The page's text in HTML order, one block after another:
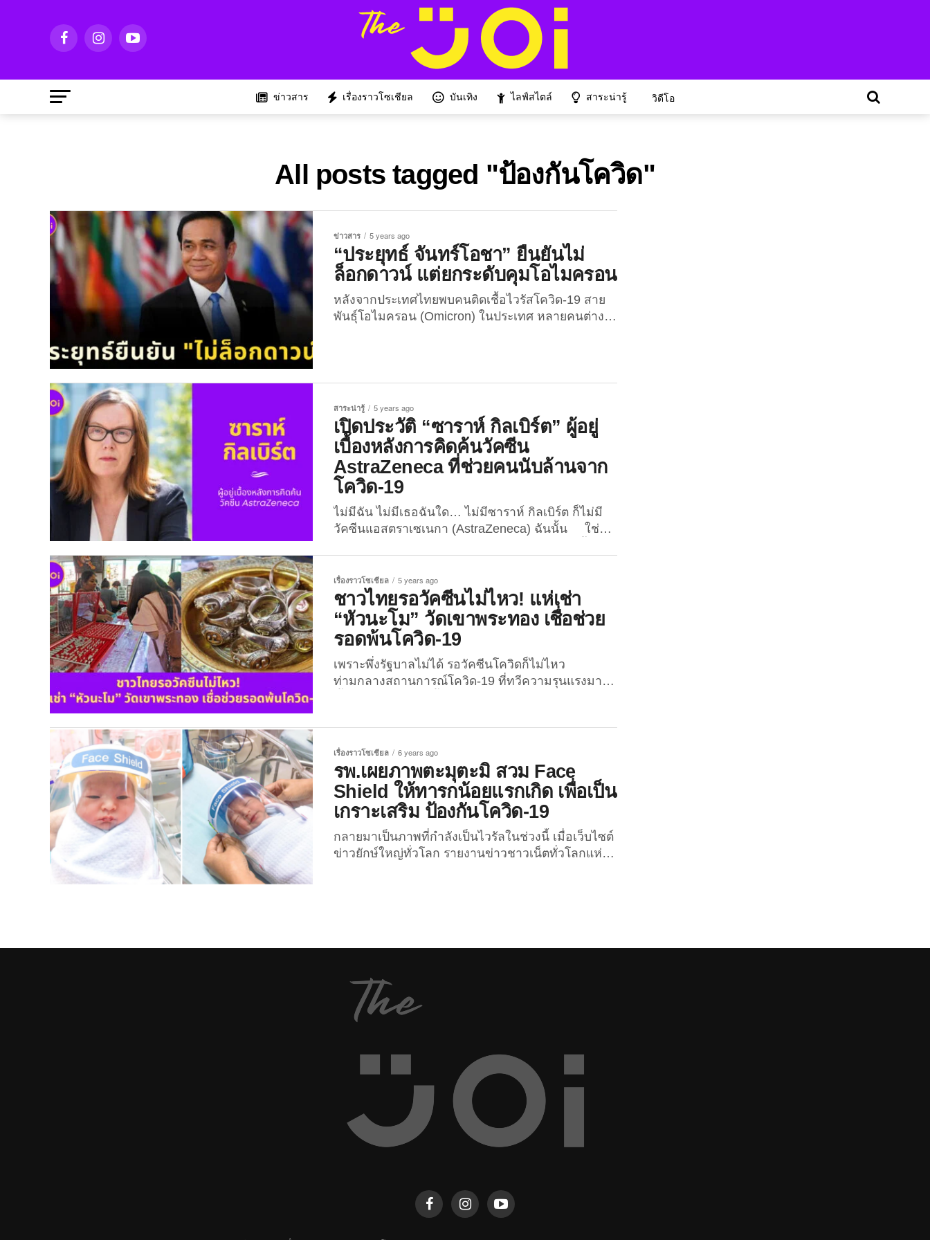
ข่าวสาร เรื่องราวโซเชียล บันเทิง ไลฟ์สไตล์ สาระน่ารู้ วิดีโอ
All posts tagged "ป้องกันโควิด"
ข่าวสาร 5 years ago
“ประยุทธ์ จันทร์โอชา” ยืนยันไม่
ล็อกดาวน์ แต่ยกระดับคุมโอไมครอน
หลังจากประเทศไทยพบคนติดเชื้อไวรัสโควิด-19 สาย
พันธุ์โอไมครอน (Omicron) ในประเทศ หลายคนต่าง
เมื่อวานนี้ 7 ธันวาคม 2564 พลเอกประยุทธ์ จันทร์
กลาโหม ได้ให้สัมภาษณ์กับสื่อมวลชน ภายหลังการ
ประชุมคณะรัฐมนตรี ถึงการรับมือโควิด-19 สายพันธุ์โอ
ไมครอน ว่าได้สั่งกระทรวงสาธารณสุขให้พร้อมรับมือ
ไวรัสสายพันธุ์ดังกล่าวแล้ว ส่วนเรื่องวัคซีนที่มีอยู่...
สาระน่ารู้ 5 years ago
เปิดประวัติ “ซาราห์ กิลเบิร์ต” ผู้อยู่
เบื้องหลังการคิดค้นวัคซีน
AstraZeneca ที่ช่วยคนนับล้านจาก
โควิด-19
ไม่มีฉัน ไม่มีเธอฉันใด… ไม่มีซาราห์ กิลเบิร์ต ก็ไม่มี
วัคซีนแอสตราเซเนกา (AstraZeneca) ฉันนั้น ใช่
อกซ์ฟอร์ด-แอสตราเซนเนกา (Oxford-AstraZeneca)”
หรือที่เราเรียกแค่ชื่อของมันว่า “แอสตราเซเนกา” โดย
เป็นผู้นำทีมนักวิจัย จากคณะนักวิจัยของสถาบันเจนเนอ
ร์ แห่งมหาวิทยาลัยออกซฟอร์ด ซึ่งเป็นผู้พัฒนาวัคซีน
ต้านทานโรคหลายชนิด ล่าสุดคือวัคซีนป้องกันเชื้อ
ไวรัสโควิด-19 ซึ่งเป็นความร่วมมือกับบริษัทแอสตราเซ
เนก้า...
เรื่องราวโซเชียล 5 years ago
ชาวไทยรอวัคซีนไม่ไหว! แห่เช่า
“หัวนะโม” วัดเขาพระทอง เชื่อช่วย
รอดพ้นโควิด-19
เพราะพึ่งรัฐบาลไม่ได้ รอวัคซีนโควิดก็ไม่ไหว
ท่ามกลางสถานการณ์โควิด-19 ที่ทวีความรุนแรงมาก
เลยหันไปพึ่งสิ่งศักดิ์สิทธิ์แทน! “หัวนะโม” คืออะไร?
สิ่งศักดิ์สิทธิ์ที่ว่า นั้นก็คือ “หัวนะโม” ที่มีลักษณะเป็นเม็ด
โลหะกลม มีอักษรปัลลวะ หรืออักษรอินเดียโบราณ
จารึกไว้ของวัดเขาพระทอง จังหวัดนครราชสีมา
เครื่องรางของขลังที่คนในจังหวัดนี้รู้จักกันดี ชาวไทย
ต่างแห่เช่าจองหวังนำมาเป็นที่พึ่งทางจิตใจ และช่วย
ขจัดปัดเป่าโควิด-19 ไม่ให้ตัวเองติดเชื้อโควิด “หัวนะ
โม”...
เรื่องราวโซเชียล 6 years ago
รพ.เผยภาพตะมุตะมิ สวม Face
Shield ให้ทารกน้อยแรกเกิด เพื่อเป็น
เกราะเสริม ป้องกันโควิด-19
กลายมาเป็นภาพที่กำลังเป็นไวรัลในช่วงนี้ เมื่อเว็บไซต์
ข่าวยักษ์ใหญ่ทั่วโลก รายงานข่าวชาวเน็ตทั่วโลกแห่
Face...